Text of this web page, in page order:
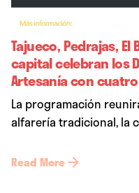
Tajueco, Pedrajas, El
capital celebran los
Artesanía con
La programación
alfarería tradicional, la
Read More